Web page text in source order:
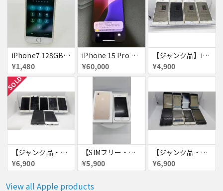
iPhone7 128GB 赤ロム SoftBank ジャンク ゴールド A1779 パスコード不明 送料無料
¥1,480
iPhone 15 Pro 128GB ブラックチタニウム ネットワーク利用制限あり
¥60,000
【ジャンク品】iPhone6s ４台セット
¥4,900
SOLD
【ジャンク品・初期化済・SIMロック解除済】iPhone6 7台セット
¥6,900
【SIMフリー・付属品あり】iPhone 7 128GB
¥5,900
【ジャンク品・初期化済】iPhone6 8台セット
¥6,900
View all Apple products